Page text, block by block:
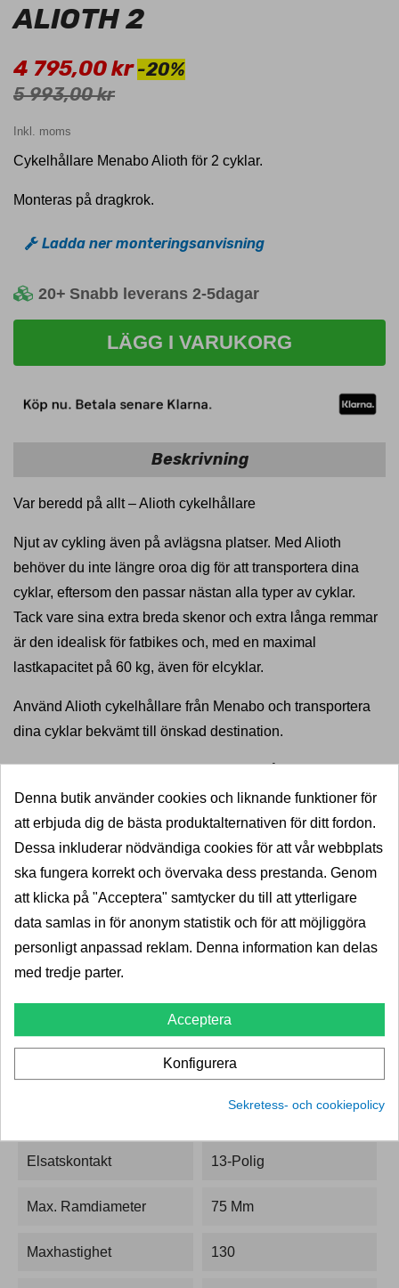
ALIOTH 2
4 795,00 kr -20%
5 993,00 kr
Inkl. moms
Cykelhållare Menabo Alioth för 2 cyklar.
Monteras på dragkrok.
Ladda ner monteringsanvisning
20+ Snabb leverans 2-5dagar
LÄGG I VARUKORG
Beskrivning
Var beredd på allt – Alioth cykelhållare
Njut av cykling även på avlägsna platser. Med Alioth
behöver du inte längre oroa dig för att transportera dina
cyklar, eftersom den passar nästan alla typer av cyklar.
Tack vare sina extra breda skenor och extra långa remmar
är den idealisk för fatbikes och, med en maximal
lastkapacitet på 60 kg, även för elcyklar.
Använd Alioth cykelhållare från Menabo och transportera
dina cyklar bekvämt till önskad destination.
bagageutrymmet även med cyklar monterade.
Ladda ner monteringsanvisning
Produktdetaljer
Datablad
Antal Cyklar
Nyttolast 60
Stödbelastning För Max.
75,9
Elsatskontakt 13-Polig
Max. Ramdiameter 75 Mm
Maxhastighet 130
Denna butik använder cookies och liknande funktioner för
att erbjuda dig de bästa produktalternativen för ditt fordon.
Dessa inkluderar nödvändiga cookies för att vår webbplats
ska fungera korrekt och övervaka dess prestanda. Genom
att klicka på "Acceptera" samtycker du till att ytterligare
data samlas in för anonym statistik och för att möjliggöra
personligt anpassad reklam. Denna information kan delas
med tredje parter.
Acceptera
Konfigurera
Sekretess- och cookiepolicy